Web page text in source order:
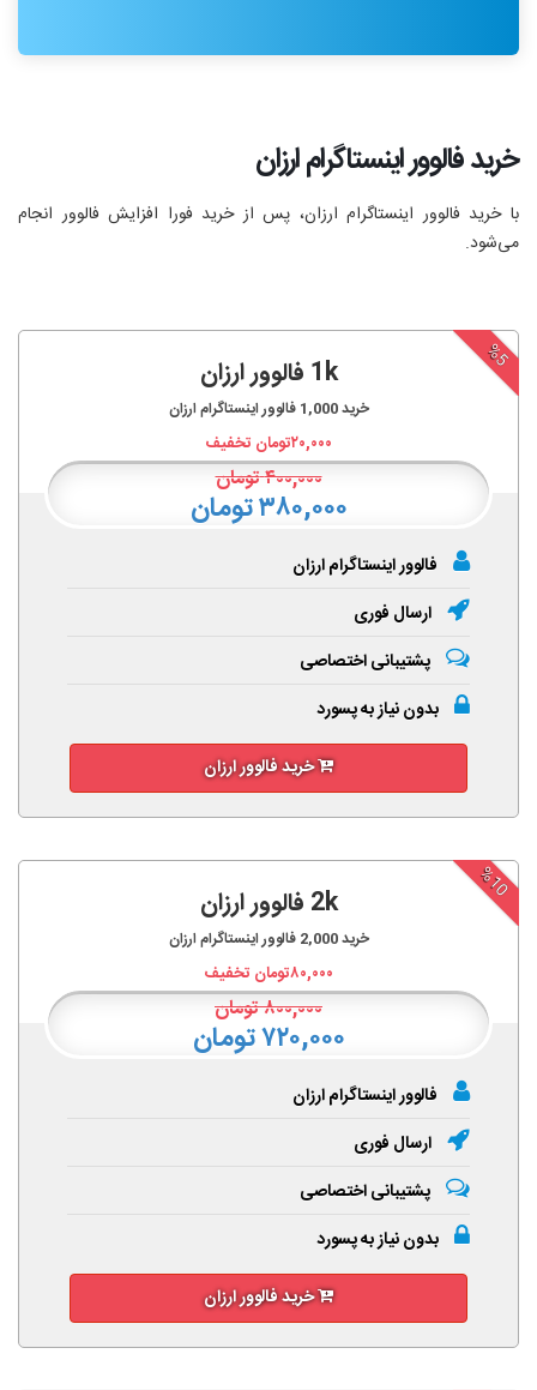
خرید فالوور اینستاگرام ارزان
با خرید فالوور اینستاگرام ارزان، پس از خرید فورا افزایش فالوور انجام‌
می‌شود.
%5 1k فالوور ارزان
خرید1,000 فالوور اینستاگرام ارزان
۲۰,۰۰۰تومان تخفیف
۴۰۰,۰۰۰تومان
۳۸۰,۰۰۰ تومان
فالوور اینستاگرام ارزان
ارسال فوری
پشتیبانی اختصاصی
بدون نیاز به پسورد
خرید فالوور ارزان
%10
2k فالوور ارزان
خرید2,000 فالوور اینستاگرام ارزان
۸۰,۰۰۰تومان تخفیف
۸۰۰,۰۰۰تومان
۷۲۰,۰۰۰ تومان
فالوور اینستاگرام ارزان
ارسال فوری
پشتیبانی اختصاصی
بدون نیاز به پسورد
خرید فالوور ارزان